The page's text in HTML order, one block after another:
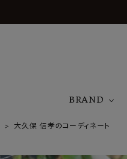
BRAND
大久保 信孝のコーディネート